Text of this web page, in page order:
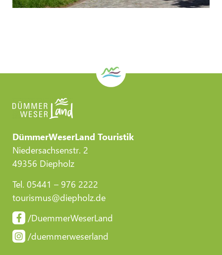
DümmerWeserLand Touristik
Niedersachsenstr. 2
49356 Diepholz
Tel. 05441 – 976 2222
tourismus@diepholz.de
/DuemmerWeserLand
/duemmerweserland